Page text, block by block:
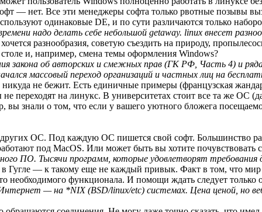
— нет. Все эти менеджеры софта только рвотные позывы
одинаковые DE, и по сути различаются только
надо делать себе небольшой getaway. linux внесет
разнообразия, советую съездить на природу,
и, например, смена темы оформления Windows?
закона об авторских и смежных прав (ГК РФ, Часть 4) и ряда
массовый переход организаций и частных лиц на
не бежит. Есть единичные примеры (французская
переходят на линукс. В университетах стоит все та же ОС
знали о том, что если у вашего уютного бложега
ОС. Под каждую ОС пишется свой софт. Большинство
под MacOS. Или может быть вы хотите почувствовать
ПО. Тысячи программ, которые удовлетворят
Гугле — к такому еще не каждый привык. Факт в том, что
необходимого функционала. И помощи ждать следует
— на *NIX (BSD/linux/etc) системах. Цена ценой, но